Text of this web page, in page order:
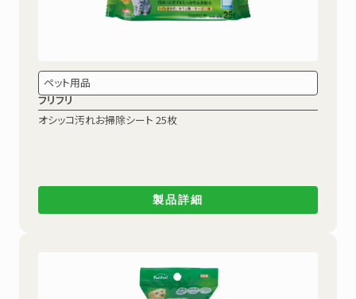
ペット用品
フリフリ
オシッコ汚れお掃除シート 25枚
製品詳細